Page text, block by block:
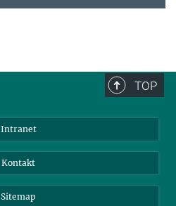
TOP
Intranet
Kontakt
Sitemap